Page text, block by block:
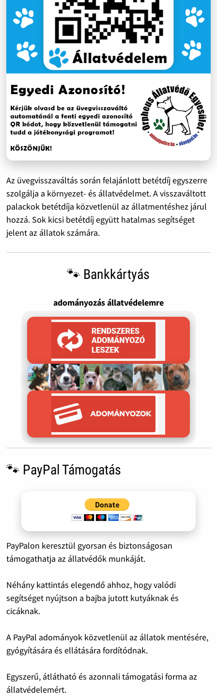
Az üvegvisszaváltás során felajánlott betétdíj egyszerre
szolgálja a környezet- és állatvédelmet. A visszaváltott
palackok betétdíja közvetlenül az állatmentéshez járul
hozzá. Sok kicsi betétdíj együtt hatalmas segítséget
jelent az állatok számára.
🐾 Bankkártyás
adományozás állatvédelemre
🐾 PayPal Támogatás
PayPalon keresztül gyorsan és biztonságosan
támogathatja az állatvédők munkáját.
Néhány kattintás elegendő ahhoz, hogy valódi
segítséget nyújtson a bajba jutott kutyáknak és
cicáknak.
A PayPal adományok közvetlenül az állatok mentésére,
gyógyítására és ellátására fordítódnak.
Egyszerű, átlátható és azonnali támogatási forma az
állatvédelemért.